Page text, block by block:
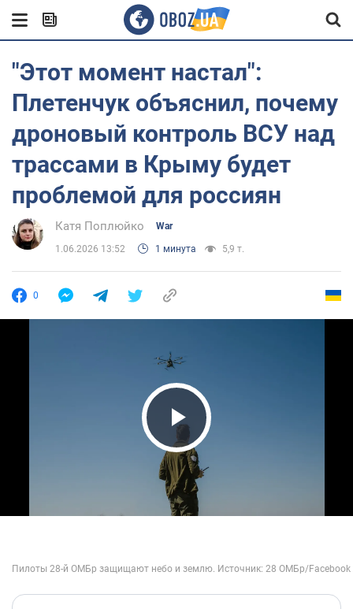
"Этот момент настал":
Плетенчук объяснил, почему
дроновый контроль ВСУ над
трассами в Крыму будет
проблемой для россиян
Катя Поплюйко War
1.06.2026 13:52 1 минута 5,9 т.
0
Play Video